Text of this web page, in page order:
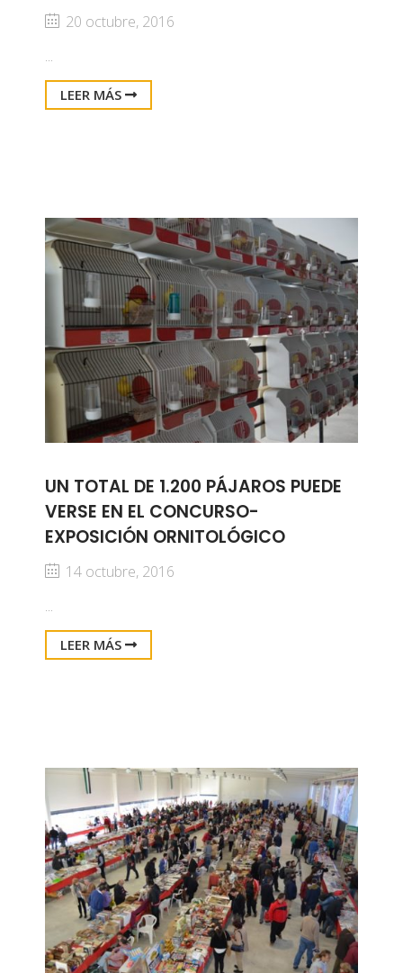
20 octubre, 2016
...
LEER MÁS
UN TOTAL DE 1.200 PÁJAROS PUEDE
VERSE EN EL CONCURSO-
EXPOSICIÓN ORNITOLÓGICO
14 octubre, 2016
...
LEER MÁS